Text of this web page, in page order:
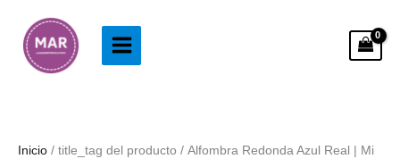
contenido
Inicio / title_tag del producto / Alfombra Redonda Azul Real | Mi